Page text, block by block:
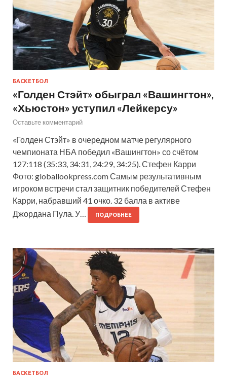
БАСКЕТБОЛ
«Голден Стэйт» обыграл «Вашингтон»,
«Хьюстон» уступил «Лейкерсу»
Оставьте комментарий
«Голден Стэйт» в очередном матче регулярного
чемпионата НБА победил «Вашингтон» со счётом
127:118 (35:33, 34:31, 24:29, 34:25). Стефен Карри
Фото: globallookpress.com Самым результативным
игроком встречи стал защитник победителей Стефен
Карри, набравший 41 очко. 32 балла в активе
Джордана Пула. У…
ПОДРОБНЕЕ
БАСКЕТБОЛ